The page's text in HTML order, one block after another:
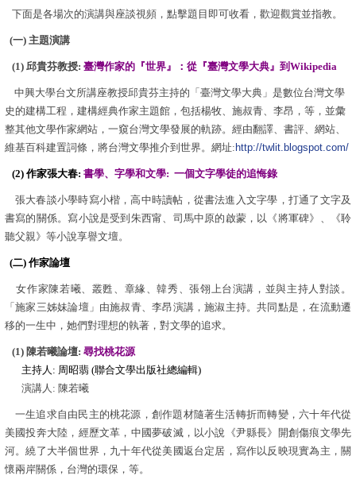
下面是各場次的演講與座談視頻，點擊題目即可收看，歡迎觀賞並指教。
(一) 主題演講
(1) 邱貴芬教授: 臺灣作家的『世界』：從『臺灣文學大典』到Wikipedia
中興大學台文所講座教授邱貴芬主持的「臺灣文學大典」是數位台灣文學
史的建構工程，建構經典作家主題館，包括楊牧 、施叔青 、李昂，等， 並彙
整其他文學作家網站，一窺台灣文學發展的軌跡。經由翻譯、書評、網站、
維基百科建置詞條，將台灣文學推介到世界。網址: http://twlit.blogspot.com/
(2) 作家張大春: 書學、字學和文學: 一個文字學徒的追悔錄
張大春談小學時寫小楷，高中時讀帖，從書法進入文字學，打通了文字及
書寫的關係。寫小說是受到朱西甯、司馬中原的啟蒙，以《將軍碑》、《聆
聽父親》等小說享譽文壇。
(二) 作家論壇
女作家陳若曦、叢甦、章緣、韓秀、張翎上台演講，並與主持人對談。
「施家三姊妹論壇」由施叔青、李昂演講，施淑主持。共同點是，在流動遷
移的一生中，她們對理想的執著，對文學的追求。
(1) 陳若曦論壇: 尋找桃花源
主持人: 周昭翡 (聯合文學出版社總編輯)
演講人: 陳若曦
一生追求自由民主的桃花源，創作題材隨著生活轉折而轉變，六十年代從
美國投奔大陸，經歷文革，中國夢破滅，以小說《尹縣長》開創傷痕文學先
河。繞了大半個世界，九十年代從美國返台定居，寫作以反映現實為主，關
懷兩岸關係，台灣的環保，等。